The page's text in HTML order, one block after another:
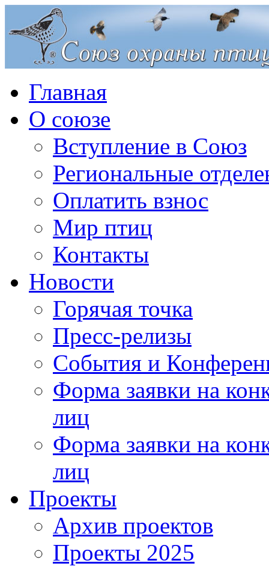
Главная
О союзе
Вступление в Союз
Региональные
Оплатить взнос
Мир птиц
Контакты
Новости
Горячая точка
Пресс-релизы
События и
Форма заявки на
лиц
Форма заявки на
лиц
Проекты
Архив проектов
Проекты 2025